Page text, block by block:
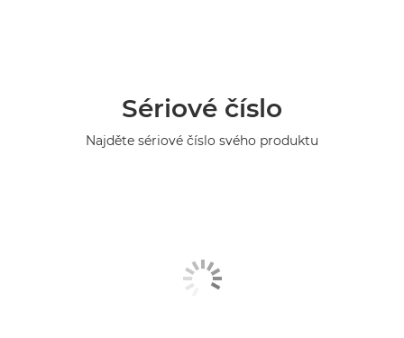
Sériové číslo
Najděte sériové číslo svého produktu